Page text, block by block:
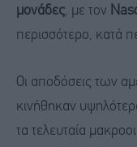
μονάδες, με τον
περισσότερο, κατά
Οι αποδόσεις των
κινήθηκαν
τα τελευταία